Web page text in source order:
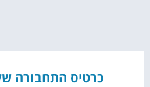
כרטיס התחבורה